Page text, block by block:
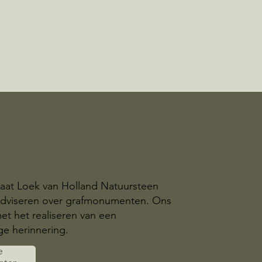
Loek van Holland Natuursteen
over grafmonumenten. Ons
het realiseren van een
herinnering.